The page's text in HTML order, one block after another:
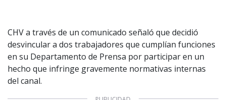
CHV a través de un comunicado señaló que decidió
desvincular a dos trabajadores que cumplían funciones
en su Departamento de Prensa por participar en un
hecho que infringe gravemente normativas internas
del canal.